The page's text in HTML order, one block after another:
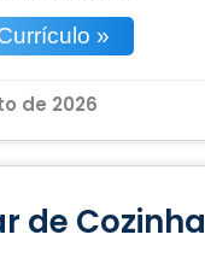
»
de 2026
de Cozinha